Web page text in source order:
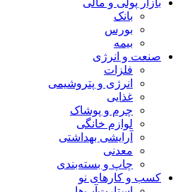
بازار پولی و مالی
بانک
بورس
بیمه
صنعت و انرژی
فلزات
انرژی و پتروشیمی
غذایی
چرم و پوشاک
لوازم خانگی
آرایشی بهداشتی
معدنی
چاپ و بسته‌بندی
کسب و کارهای نو